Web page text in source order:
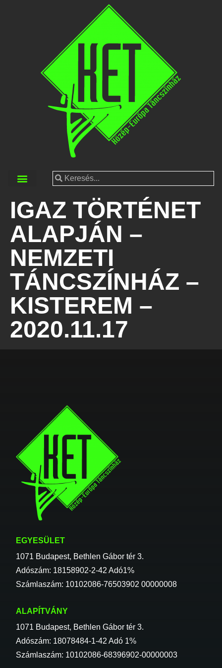
IGAZ TÖRTÉNET
ALAPJÁN –
NEMZETI
TÁNCSZÍNHÁZ –
KISTEREM –
2020.11.17
EGYESÜLET
1071 Budapest, Bethlen Gábor tér 3.
Adószám: 18158902-2-42 Adó1%
Számlaszám: 10102086-76503902 00000008
ALAPÍTVÁNY
1071 Budapest, Bethlen Gábor tér 3.
Adószám: 18078484-1-42 Adó 1%
Számlaszám: 10102086-68396902-00000003